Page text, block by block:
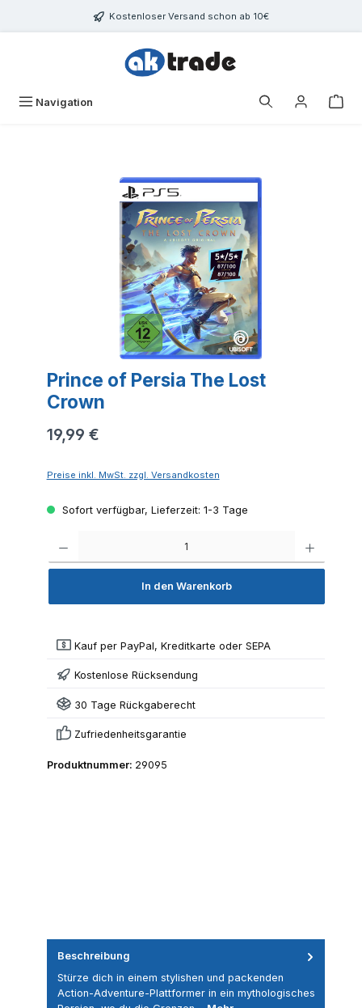
Zum Hauptinhalt springenKostenloser Versand schon ab 10€
Navigation
Bildergalerie überspringen
Prince of Persia The Lost
Crown
19,99 €
Preise inkl. MwSt. zzgl. Versandkosten
Sofort verfügbar, Lieferzeit: 1-3 Tage
In den Warenkorb
Kauf per PayPal, Kreditkarte oder SEPA
Kostenlose Rücksendung
30 Tage Rückgaberecht
Zufriedenheitsgarantie
Produktnummer: 29095
Beschreibung
Stürze dich in einem stylishen und packenden
Action-Adventure-Plattformer in ein mythologisches